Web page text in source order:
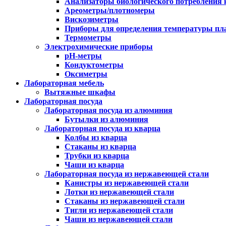
Ареометры/плотномеры
Вискозиметры
Приборы для определения температуры
Термометры
Электрохимические приборы
pH-метры
Кондуктометры
Оксиметры
Лабораторная мебель
Вытяжные шкафы
Лабораторная посуда
Лабораторная посуда из алюминия
Бутылки из алюминия
Лабораторная посуда из кварца
Колбы из кварца
Стаканы из кварца
Трубки из кварца
Чаши из кварца
Лабораторная посуда из нержавеющей стали
Канистры из нержавеющей стали
Лотки из нержавеющей стали
Стаканы из нержавеющей стали
Тигли из нержавеющей стали
Чаши из нержавеющей стали